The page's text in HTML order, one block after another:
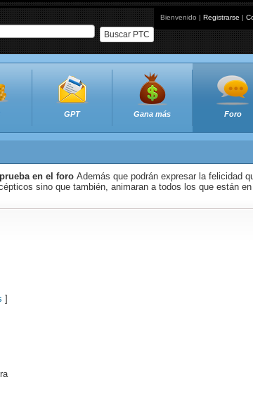
Bienvenido | Registrarse |
Buscar PTC
GPT Gana más Foro
en el foro Además que podrán expresar la felicidad
sino que también, animaran a todos los que están en
]